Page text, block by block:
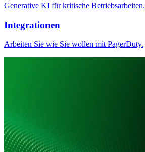
Generative KI für kritische Betriebsarbeiten.
Integrationen
Arbeiten Sie wie Sie wollen mit PagerDuty.